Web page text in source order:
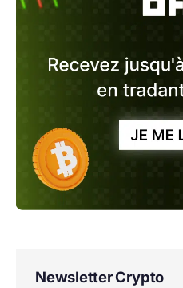
Newsletter Crypto